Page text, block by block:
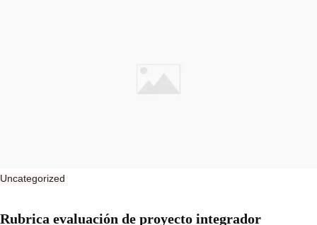
Uncategorized
Rubrica evaluación de proyecto integrador